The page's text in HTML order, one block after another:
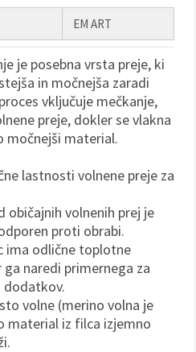
EM ART
je posebna vrsta preje, ki
in močnejša zaradi
vključuje mečkanje,
preje, dokler se vlakna
močnejši material.
lastnosti volnene preje za
običajnih volnenih prej je
proti obrabi.
ima odlične toplotne
naredi primernega za
dodatkov.
volne (merino volna je
material iz filca izjemno